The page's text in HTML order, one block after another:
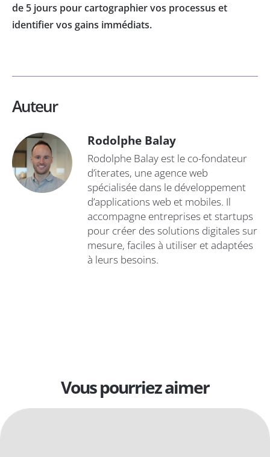
de 5 jours pour cartographier vos processus et
identifier vos gains immédiats.
Auteur
Rodolphe Balay
Rodolphe Balay est le co-fondateur
d’iterates, une agence web
spécialisée dans le développement
d’applications web et mobiles. Il
accompagne entreprises et startups
pour créer des solutions digitales sur
mesure, faciles à utiliser et adaptées
à leurs besoins.
Vous pourriez aimer